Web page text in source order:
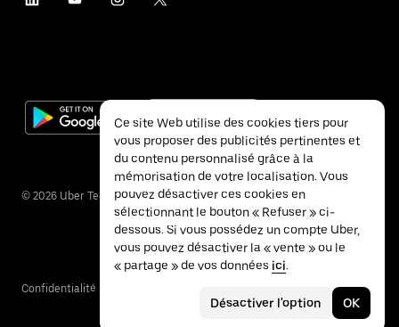
© 2026 Uber Technologies Inc.
Confidentialité
Ce site Web utilise des cookies tiers pour
vous proposer des publicités pertinentes et
du contenu personnalisé grâce à la
mémorisation de votre localisation. Vous
pouvez désactiver ces cookies en
sélectionnant le bouton « Refuser » ci-
dessous. Si vous possédez un compte Uber,
vous pouvez désactiver la « vente » ou le
« partage » de vos données ici.
Désactiver l'option OK